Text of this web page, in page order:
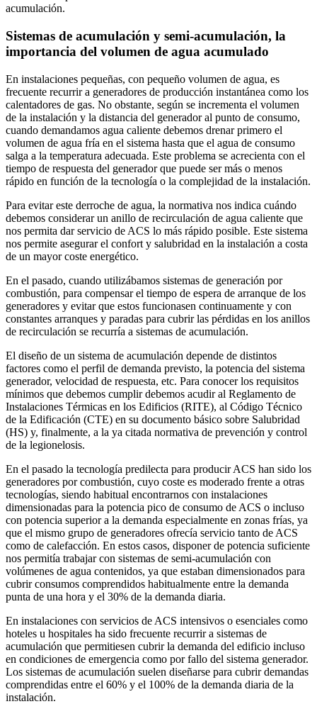
acumulación.
Sistemas de acumulación y semi-acumulación, la
importancia del volumen de agua acumulado
En instalaciones pequeñas, con pequeño volumen de agua, es
frecuente recurrir a generadores de producción instantánea como los
calentadores de gas. No obstante, según se incrementa el volumen
de la instalación y la distancia del generador al punto de consumo,
cuando demandamos agua caliente debemos drenar primero el
volumen de agua fría en el sistema hasta que el agua de consumo
salga a la temperatura adecuada. Este problema se acrecienta con el
tiempo de respuesta del generador que puede ser más o menos
rápido en función de la tecnología o la complejidad de la instalación.
Para evitar este derroche de agua, la normativa nos indica cuándo
debemos considerar un anillo de recirculación de agua caliente que
nos permita dar servicio de ACS lo más rápido posible. Este sistema
nos permite asegurar el confort y salubridad en la instalación a costa
de un mayor coste energético.
En el pasado, cuando utilizábamos sistemas de generación por
combustión, para compensar el tiempo de espera de arranque de los
generadores y evitar que estos funcionasen continuamente y con
constantes arranques y paradas para cubrir las pérdidas en los anillos
de recirculación se recurría a sistemas de acumulación.
El diseño de un sistema de acumulación depende de distintos
factores como el perfil de demanda previsto, la potencia del sistema
generador, velocidad de respuesta, etc. Para conocer los requisitos
mínimos que debemos cumplir debemos acudir al Reglamento de
Instalaciones Térmicas en los Edificios (RITE), al Código Técnico
de la Edificación (CTE) en su documento básico sobre Salubridad
(HS) y, finalmente, a la ya citada normativa de prevención y control
de la legionelosis.
En el pasado la tecnología predilecta para producir ACS han sido los
generadores por combustión, cuyo coste es moderado frente a otras
tecnologías, siendo habitual encontrarnos con instalaciones
dimensionadas para la potencia pico de consumo de ACS o incluso
con potencia superior a la demanda especialmente en zonas frías, ya
que el mismo grupo de generadores ofrecía servicio tanto de ACS
como de calefacción. En estos casos, disponer de potencia suficiente
nos permitía trabajar con sistemas de semi-acumulación con
volúmenes de agua contenidos, ya que estaban dimensionados para
cubrir consumos comprendidos habitualmente entre la demanda
punta de una hora y el 30% de la demanda diaria.
En instalaciones con servicios de ACS intensivos o esenciales como
hoteles u hospitales ha sido frecuente recurrir a sistemas de
acumulación que permitiesen cubrir la demanda del edificio incluso
en condiciones de emergencia como por fallo del sistema generador.
Los sistemas de acumulación suelen diseñarse para cubrir demandas
comprendidas entre el 60% y el 100% de la demanda diaria de la
instalación.